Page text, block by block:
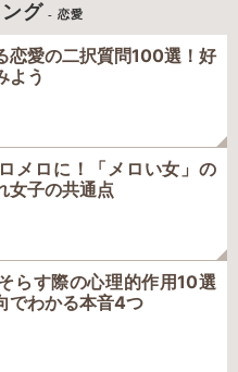
グ - 恋愛
恋愛の二択質問100選！好
よう
メロに！「メロい女」の
女子の共通点
らす際の心理的作用10選
でわかる本音4つ